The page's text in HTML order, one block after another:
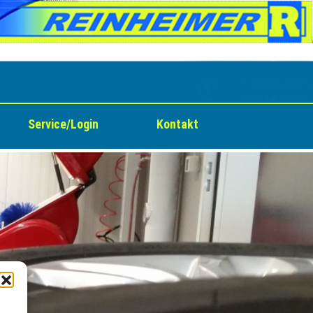
Service/Login Kontakt